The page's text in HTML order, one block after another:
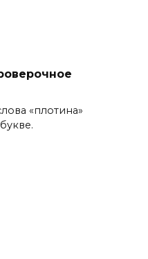
«плотина»